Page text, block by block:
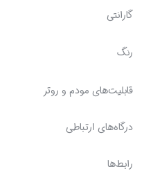
گارانتی
رنگ
قابلیت‌های مودم و روتر
درگاه‌های ارتباطی
رابط‌ها